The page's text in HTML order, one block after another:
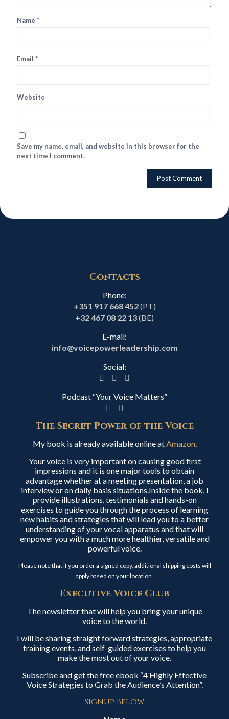
Name *
Email *
Website
Save my name, email, and website in this browser for the
next time I comment.
Contacts
Phone:
+351 917 668 452(PT)
+32 467 08 22 13(BE)
E-mail:
info@voicepowerleadership.com
Social:
Podcast “Your Voice Matters”
The Secret Power of the Voice
My book is already available online atAmazon.
Your voice is very important on causing good first
impressions and it is one major tools to obtain
advantage whether at a meeting presentation, a job
interview or on daily basis situations.Inside the book, I
provide illustrations, testimonials and hands-on
exercises to guide you through the process of learning
new habits and strategies that will lead you to a better
understanding of your vocal apparatus and that will
empower you with a much more healthier, versatile and
powerful voice.
Please note that if you order a signed copy, additional shipping costs will
apply based on your location.
Executive Voice Club
The newsletter that will help you bring your unique
voice to the world.
I will be sharing straight forward strategies, appropriate
training events, and self-guided exercises to help you
make the most out of your voice.
Subscribe and get the free ebook “4 Highly Effective
Voice Strategies to Grab the Audience’s Attention”.
Signup Below